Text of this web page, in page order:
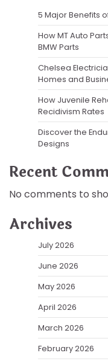
5 Major Benefits
How MT Auto
BMW Parts
Chelsea
Homes and
How Juvenile
Recidivism Rates
Discover the
Designs
Recent
No comments to
Archives
July 2026
June 2026
May 2026
April 2026
March 2026
February 2026